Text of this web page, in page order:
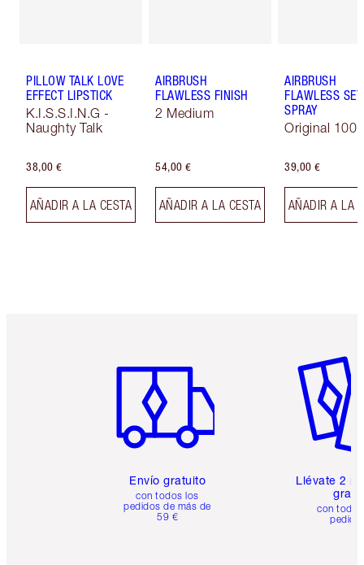
PILLOW TALK LOVE
EFFECT LIPSTICK
K.I.S.S.I.N.G -
Naughty Talk
38,00 €
AÑADIR A LA CESTA
AIRBRUSH
FLAWLESS FINISH
2 Medium
54,00 €
AÑADIR A LA CESTA
AIRBRUSH
FLAWLESS
SPRAY
Original 100
39,00 €
AÑADIR A LA
Envío gratuito
con todos los
pedidos de más de
59 €
Llévate 2
gratis
con